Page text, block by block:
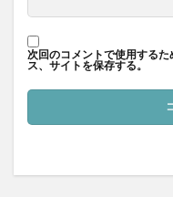
次回のコメントで使用する
ス、サイトを保存する。